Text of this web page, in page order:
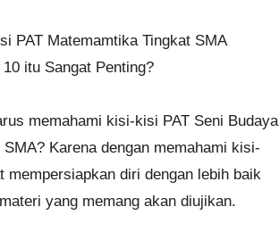
PAT Matemamtika Tingkat SMA
itu Sangat Penting?
memahami kisi-kisi PAT Seni Budaya
Karena dengan memahami kisi-
mempersiapkan diri dengan lebih baik
yang memang akan diujikan.